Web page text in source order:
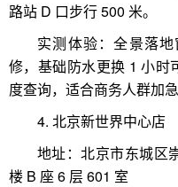
路站 D 口步行 500 米。
实测体验：全景落
修，基础防水更换 1 小时
度查询，适合商务人群加急
4. 北京新世界中心店
地址：北京市东城区
楼 B 座 6 层 601 室